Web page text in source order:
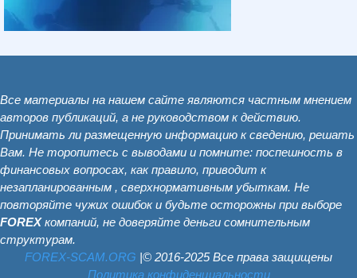
Все материалы на нашем сайте являются частным мнением
авторов публикаций, а не руководством к действию.
Принимать ли размещенную информацию к сведению, решать
Вам. Не торопитесь с выводами и помните: поспешность в
финансовых вопросах, как правило, приводит к
незапланированным , сверхнормативным убыткам. Не
повторяйте чужих ошибок и будьте осторожны при выборе
FOREXкомпаний, не доверяйте деньги сомнительным
структурам.
FOREX-SCAM.ОRG |© 2016-2025 Все права защищены
Политика конфиденциальности